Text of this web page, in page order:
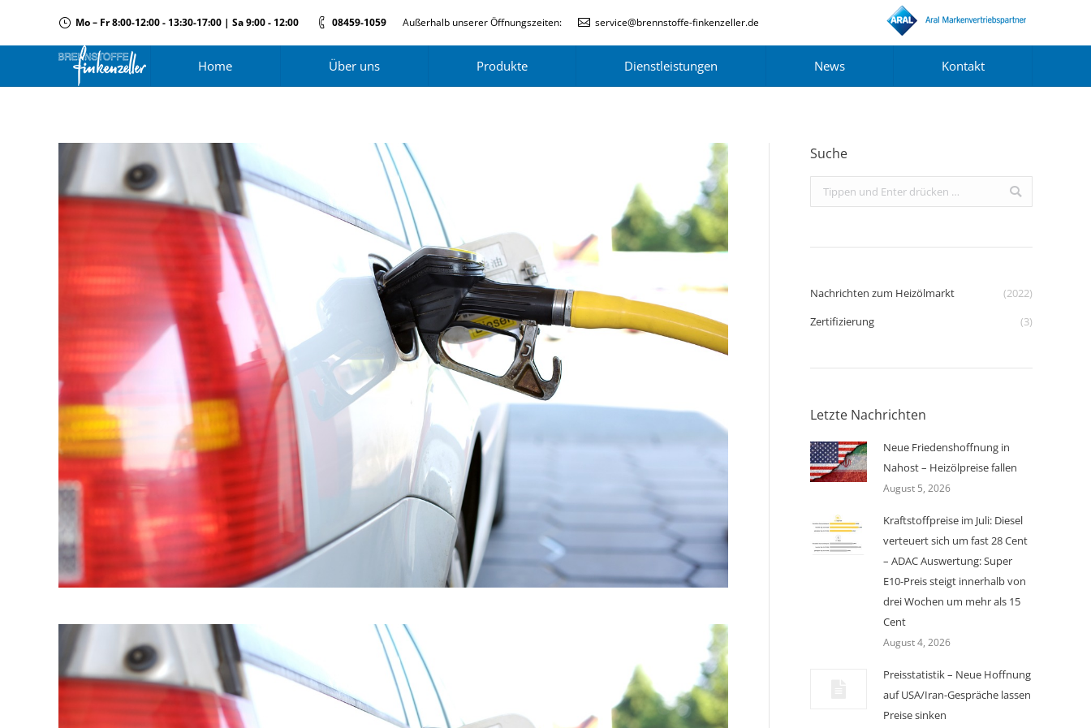
Mo – Fr 8:00-12:00 - 13:30-17:00 | Sa 9:00 - 12:00 08459-1059 Außerhalb unserer Öffnungszeiten: service@brennstoffe-finkenzeller.de
Home Über uns Produkte Dienstleistungen News Kontakt
Suche
Search:
Nachrichten zum Heizölmarkt
(2022)
Zertifizierung
(3)
Letzte Nachrichten
Neue Friedenshoffnung in
Nahost – Heizölpreise fallen
August 5, 2026
Kraftstoffpreise im Juli: Diesel
verteuert sich um fast 28 Cent
– ADAC Auswertung: Super
E10-Preis steigt innerhalb von
drei Wochen um mehr als 15
Cent
August 4, 2026
Preisstatistik – Neue Hoffnung
auf USA/Iran-Gespräche lassen
Preise sinken